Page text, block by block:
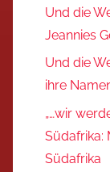
Und die
Jeannies
Und die
ihre
„…wir
Südafrika:
Südafrika